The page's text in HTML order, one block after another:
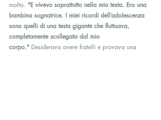
molto. "E vivevo soprattutto nella mia testa. Ero una
bambina sognatrice. I miei ricordi dell’adolescenza
sono quelli di una testa gigante che fluttuava,
completamente scollegata dal mio
corpo." Desiderava avere fratelli e provava una